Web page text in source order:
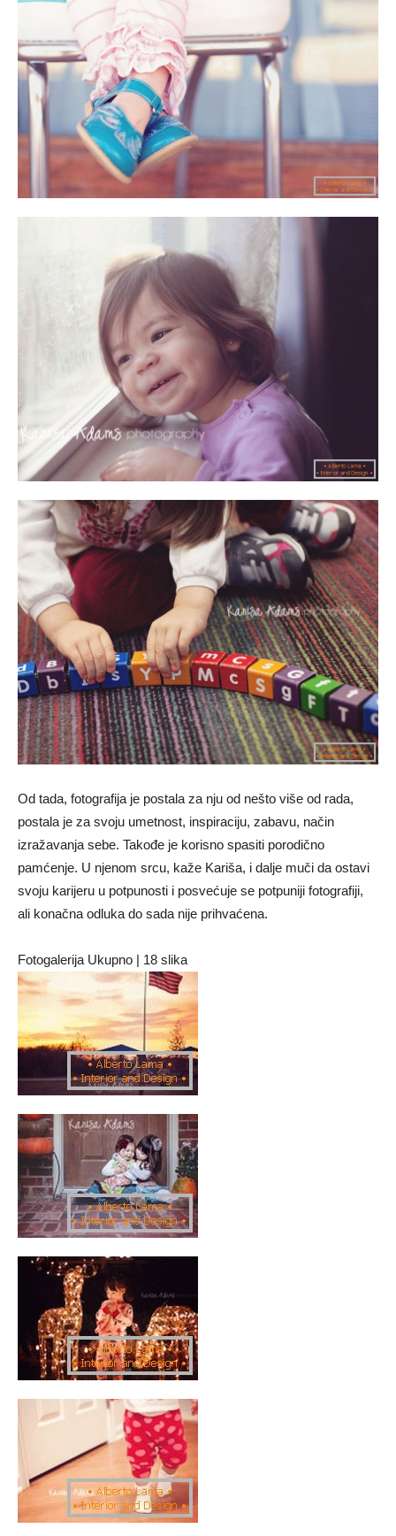
Od tada, fotografija je postala za nju od nešto više od rada,
postala je za svoju umetnost, inspiraciju, zabavu, način
izražavanja sebe. Takođe je korisno spasiti porodično
pamćenje. U njenom srcu, kaže Kariša, i dalje muči da ostavi
svoju karijeru u potpunosti i posvećuje se potpuniji fotografiji,
ali konačna odluka do sada nije prihvaćena.
Fotogalerija Ukupno | 18 slika